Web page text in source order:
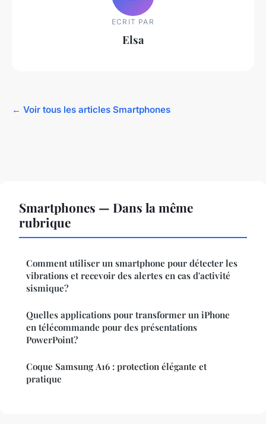
ECRIT PAR
Elsa
← Voir tous les articles Smartphones
Smartphones — Dans la même
rubrique
Comment utiliser un smartphone pour détecter les
vibrations et recevoir des alertes en cas d'activité
sismique?
Quelles applications pour transformer un iPhone
en télécommande pour des présentations
PowerPoint?
Coque Samsung A16 : protection élégante et
pratique